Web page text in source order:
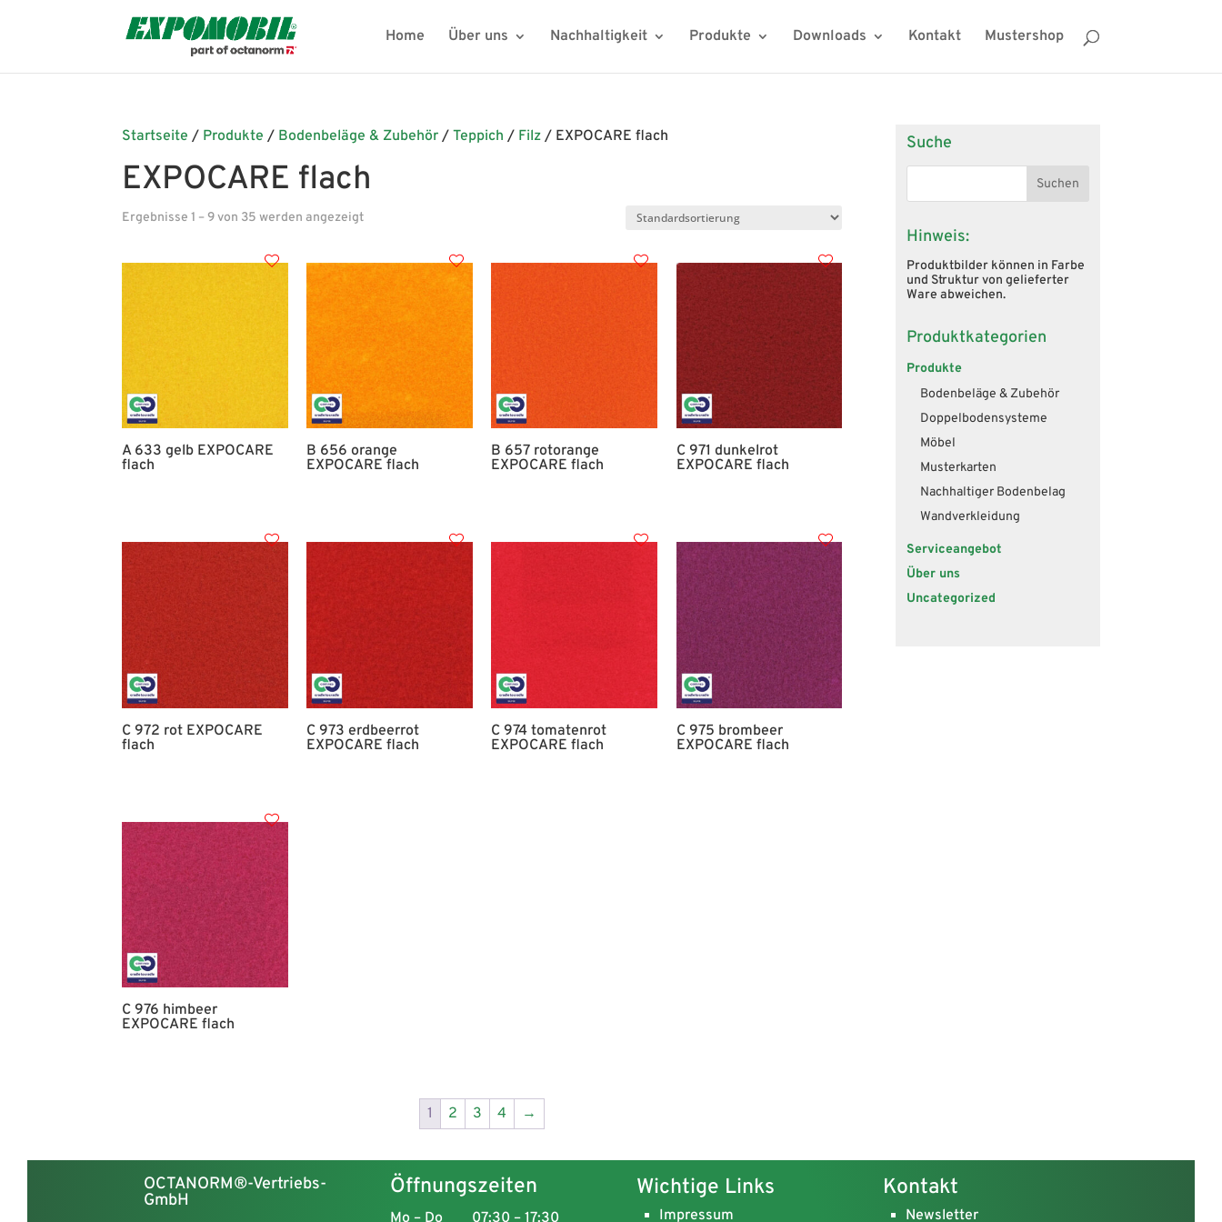
Home Über uns Nachhaltigkeit Produkte Downloads Kontakt Mustershop
Startseite / Produkte / Bodenbeläge & Zubehör /Teppich / Filz / EXPOCARE flach
EXPOCARE flach
Ergebnisse 1 – 9 von 35 werden angezeigt
A 633 gelb EXPOCARE
flach
B 656 orange
EXPOCARE flach
B 657 rotorange
EXPOCARE flach
C 971 dunkelrot
EXPOCARE flach
C 972 rot EXPOCARE
flach
C 973 erdbeerrot
EXPOCARE flach
C 974 tomatenrot
EXPOCARE flach
C 975 brombeer
EXPOCARE flach
C 976 himbeer
EXPOCARE flach
1 2 3 4 →
Suche
Hinweis:
Produktbilder können in Farbe
und Struktur von gelieferter
Ware abweichen.
Produktkategorien
Produkte
Bodenbeläge & Zubehör
Doppelbodensysteme
Möbel
Musterkarten
Nachhaltiger Bodenbelag
Wandverkleidung
Serviceangebot
Über uns
Uncategorized
OCTANORM®-Vertriebs-
GmbH
Öffnungszeiten
Mo – Do 07:30 – 17:30
Wichtige Links
Impressum
Kontakt
Newsletter